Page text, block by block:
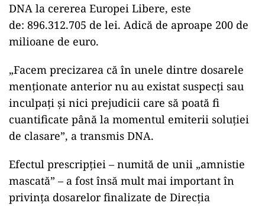
DNA la cererea Europei Libere, este
de: 896.312.705 de lei. Adică de aproape 200 de
milioane de euro.
„Facem precizarea că în unele dintre dosarele
menționate anterior nu au existat suspecți sau
inculpați și nici prejudicii care să poată fi
cuantificate până la momentul emiterii soluției
de clasare”, a transmis DNA.
Efectul prescripției – numită de unii „amnistie
mascată” – a fost însă mult mai important în
privința dosarelor finalizate de Direcția